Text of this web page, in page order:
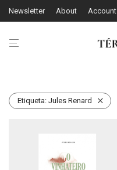
Newsletter About Account
Etiqueta: Jules Renard